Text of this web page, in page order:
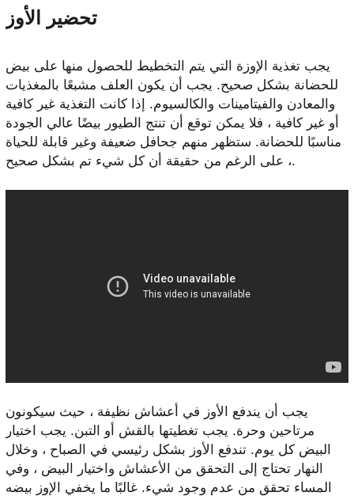
تحضير الأوز
يجب تغذية الإوزة التي يتم التخطيط للحصول منها على بيض
للحضانة بشكل صحيح. يجب أن يكون العلف مشبعًا بالمغذيات
والمعادن والفيتامينات والكالسيوم. إذا كانت التغذية غير كافية
أو غير كافية ، فلا يمكن توقع أن تنتج الطيور بيضًا عالي الجودة
مناسبًا للحضانة. ستظهر منهم جحافل ضعيفة وغير قابلة للحياة
، على الرغم من حقيقة أن كل شيء تم بشكل صحيح.
يجب أن يندفع الأوز في أعشاش نظيفة ، حيث سيكونون
مرتاحين وحرة. يجب تغطيتها بالقش أو التبن. يجب اختيار
البيض كل يوم. تندفع الأوز بشكل رئيسي في الصباح ، وخلال
النهار تحتاج إلى التحقق من الأعشاش واختيار البيض ، وفي
المساء تحقق من عدم وجود شيء. غالبًا ما يخفي الإوز بيضه